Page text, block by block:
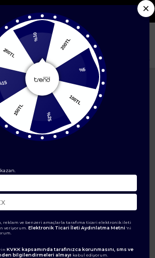
%50'ye Varan İndirim
Elbise Modelleri Şal Desenli Elbise-Siyah 25YT914
200TL
100TL
150TL
200TL
reklam ve benzeri amaçlarla tarafıma ticari elektronik ileti
veriyorum.Elektronik Ticari İleti Aydınlatma Metni 'ni
KVKK kapsamında tarafınızca korunmasını, sms ve
bilgilendirmeleri almayı kabul ediyorum.